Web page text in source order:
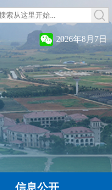
2026年8月7日
信息公开